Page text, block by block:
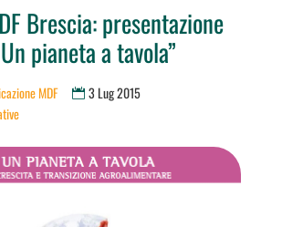
Brescia: presentazione
pianeta a tavola”
MDF 3 Lug 2015